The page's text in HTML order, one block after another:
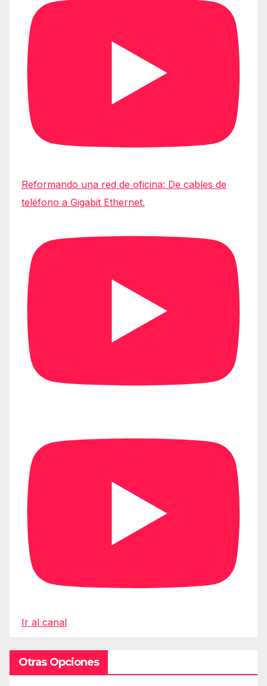
Reformando una red de oficina: De cables de
teléfono a Gigabit Ethernet.
Ir al canal
Otras Opciones